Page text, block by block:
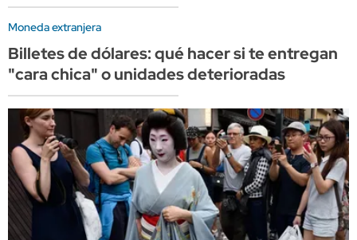
Moneda extranjera
Billetes de dólares: qué hacer si te entregan
"cara chica" o unidades deterioradas